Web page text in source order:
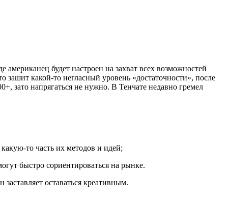
будет настроен на захват всех возможностей
зашит какой-то негласный уровень «достаточности», после
зато напрягаться не нужно. В Тенчате недавно гремел
то часть их методов и идей;
быстро сориентироваться на рынке.
оставаться креативным.